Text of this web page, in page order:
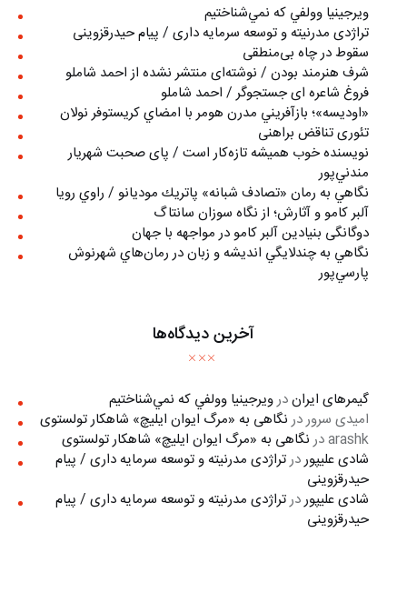
ويرجينيا وولفي كه نمي‌شناختيم
تراژدی مدرنیته و توسعه سرمایه داری / پیام حیدرقزوینی
سقوط در چاه بی‌منطقی
شرف هنرمند بودن / نوشته‌ای منتشر نشده از احمد شاملو
فروغ شاعره ای جستجوگر / احمد شاملو
«اوديسه»؛ بازآفريني مدرن هومر با امضاي كريستوفر نولان
تئوری تناقض براهنی
نويسنده خوب هميشه تازه‌كار است / پای صحبت شهريار
مندني‌پور
نگاهي به رمان «تصادف شبانه» پاتريك موديانو / راوي رويا
آلبر کامو و آثارش؛ از نگاه سوزان سانتاگ
دوگانگی بنیادین آلبر کامو در مواجهه با جهان
نگاهي به چندلايگي انديشه و زبان در رمان‌هاي شهرنوش
پارسي‌پور
آخرین دیدگاه‌ها
گیمرهای ایراندرويرجينيا وولفي كه نمي‌شناختيم
امیدی سروردر نگاهی به «مرگ ايوان ايليچ» شاهکار تولستوی
arashkدر نگاهی به «مرگ ايوان ايليچ» شاهکار تولستوی
شادی علیپوردرتراژدی مدرنیته و توسعه سرمایه داری / پیام
حیدرقزوینی
شادی علیپوردرتراژدی مدرنیته و توسعه سرمایه داری / پیام
حیدرقزوینی